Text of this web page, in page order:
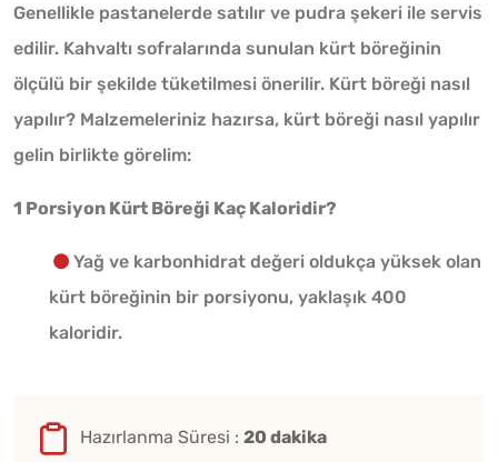
Genellikle pastanelerde satılır ve pudra şekeri ile servis
edilir. Kahvaltı sofralarında sunulan kürt böreğinin
ölçülü bir şekilde tüketilmesi önerilir. Kürt böreği nasıl
yapılır? Malzemeleriniz hazırsa, kürt böreği nasıl yapılır
gelin birlikte görelim:
1 Porsiyon Kürt Böreği Kaç Kaloridir?
Yağ ve karbonhidrat değeri oldukça yüksek olan
kürt böreğinin bir porsiyonu, yaklaşık 400
kaloridir.
Hazırlanma Süresi : 20 dakika